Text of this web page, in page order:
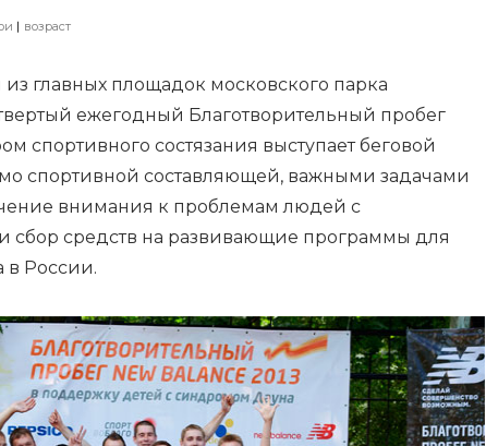
возраст
главных площадок московского парка
ежегодный Благотворительный пробег
спортивного состязания выступает беговой
спортивной составляющей, важными задачами
внимания к проблемам людей с
сбор средств на развивающие программы для
в России.